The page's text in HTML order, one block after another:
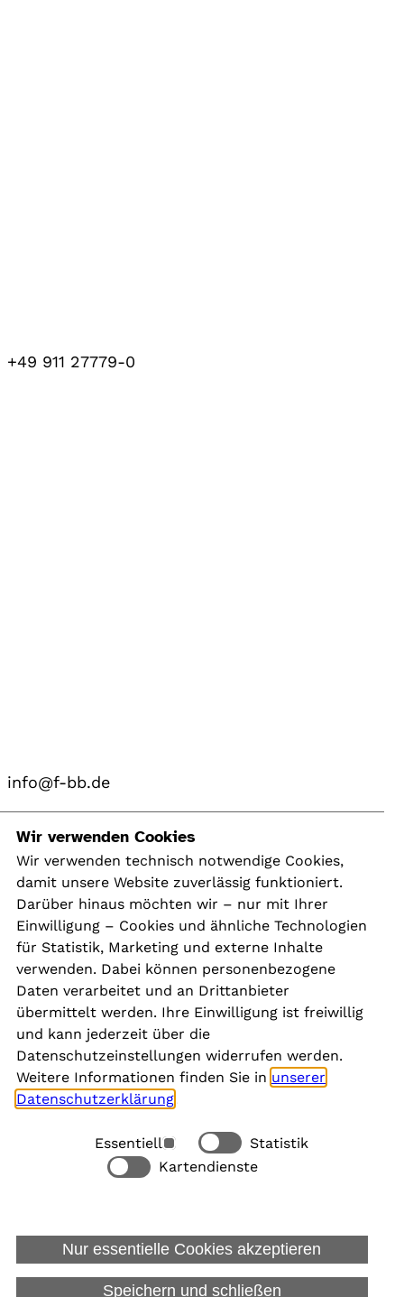
+49 911 27779-0
info@f-bb.de
Navigation
Kontakt
Presse
Aktuelles
Karriere
Newsletter
Social Media
Rechtliches
Allgemeine Datenschutzinformation
Datenschutzinformation für Bewerbungen
Impressum
Wir verwenden Cookies
Wir verwenden technisch notwendige Cookies,
damit unsere Website zuverlässig funktioniert.
Darüber hinaus möchten wir – nur mit Ihrer
Einwilligung – Cookies und ähnliche Technologien
für Statistik, Marketing und externe Inhalte
verwenden. Dabei können personenbezogene
Daten verarbeitet und an Drittanbieter
übermittelt werden. Ihre Einwilligung ist freiwillig
und kann jederzeit über die
Datenschutzeinstellungen widerrufen werden.
Weitere Informationen finden Sie in unserer
Datenschutzerklärung
Essentiell
Statistik
Kartendienste
Nur essentielle Cookies akzeptieren
Speichern und schließen